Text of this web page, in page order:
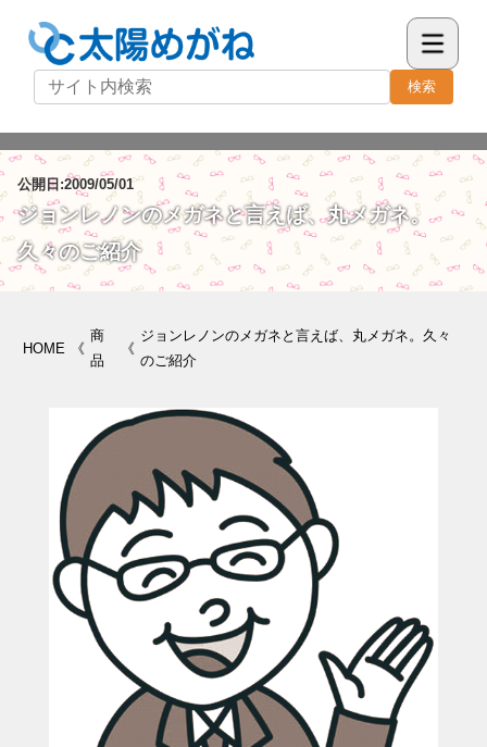
検索
公開日:2009/05/01
ジョンレノンのメガネと言えば、丸メガネ。
久々のご紹介
HOME 《
商
品
《
ジョンレノンのメガネと言えば、丸メガネ。久々
のご紹介